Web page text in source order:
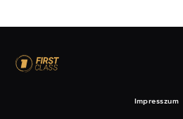
Impresszum